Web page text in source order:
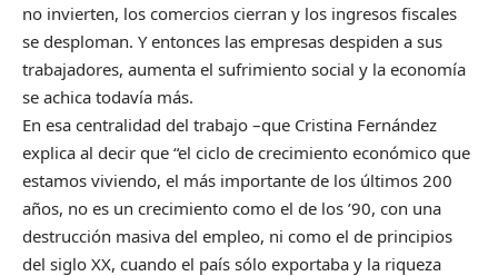
no invierten, los comercios cierran y los ingresos fiscales
se desploman. Y entonces las empresas despiden a sus
trabajadores, aumenta el sufrimiento social y la economía
se achica todavía más.
En esa centralidad del trabajo –que Cristina Fernández
explica al decir que “el ciclo de crecimiento económico que
estamos viviendo, el más importante de los últimos 200
años, no es un crecimiento como el de los ’90, con una
destrucción masiva del empleo, ni como el de principios
del siglo XX, cuando el país sólo exportaba y la riqueza